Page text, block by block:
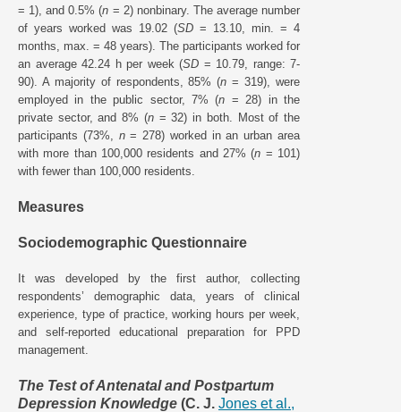
= 1), and 0.5% (n = 2) nonbinary. The average number
of years worked was 19.02 (SD = 13.10, min. = 4
months, max. = 48 years). The participants worked for
an average 42.24 h per week (SD = 10.79, range: 7-
90). A majority of respondents, 85% (n = 319), were
employed in the public sector, 7% (n = 28) in the
private sector, and 8% (n= 32) in both. Most of the
participants (73%, n= 278) worked in an urban area
with more than 100,000 residents and 27% (n = 101)
with fewer than 100,000 residents.
Measures
Sociodemographic Questionnaire
It was developed by the first author, collecting
respondents’ demographic data, years of clinical
experience, type of practice, working hours per week,
and self-reported educational preparation for PPD
management.
The Test of Antenatal and Postpartum
Depression Knowledge (C. J. Jones et al.,